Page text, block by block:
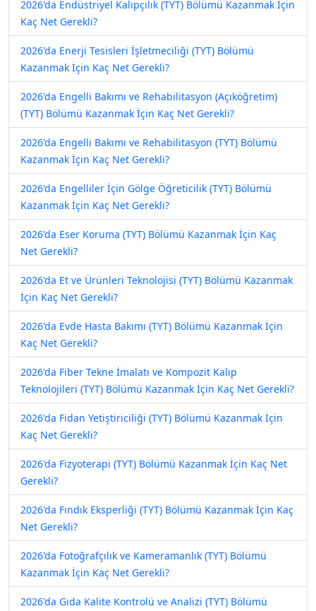
2026'da Endüstriyel Kalıpçılık (TYT) Bölümü Kazanmak İçin
Kaç Net Gerekli?
2026'da Enerji Tesisleri İşletmeciliği (TYT) Bölümü
Kazanmak İçin Kaç Net Gerekli?
2026'da Engelli Bakımı ve Rehabilitasyon (Açıköğretim)
(TYT) Bölümü Kazanmak İçin Kaç Net Gerekli?
2026'da Engelli Bakımı ve Rehabilitasyon (TYT) Bölümü
Kazanmak İçin Kaç Net Gerekli?
2026'da Engelliler İçin Gölge Öğreticilik (TYT) Bölümü
Kazanmak İçin Kaç Net Gerekli?
2026'da Eser Koruma (TYT) Bölümü Kazanmak İçin Kaç
Net Gerekli?
2026'da Et ve Ürünleri Teknolojisi (TYT) Bölümü Kazanmak
İçin Kaç Net Gerekli?
2026'da Evde Hasta Bakımı (TYT) Bölümü Kazanmak İçin
Kaç Net Gerekli?
2026'da Fiber Tekne İmalatı ve Kompozit Kalıp
Teknolojileri (TYT) Bölümü Kazanmak İçin Kaç Net Gerekli?
2026'da Fidan Yetiştiriciliği (TYT) Bölümü Kazanmak İçin
Kaç Net Gerekli?
2026'da Fizyoterapi (TYT) Bölümü Kazanmak İçin Kaç Net
Gerekli?
2026'da Fındık Eksperliği (TYT) Bölümü Kazanmak İçin Kaç
Net Gerekli?
2026'da Fotoğrafçılık ve Kameramanlık (TYT) Bölümü
Kazanmak İçin Kaç Net Gerekli?
2026'da Gıda Kalite Kontrolü ve Analizi (TYT) Bölümü